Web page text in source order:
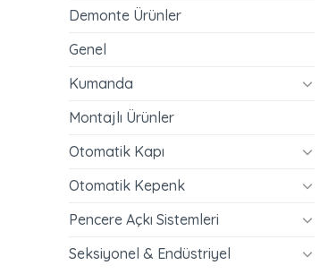
Demonte Ürünler
Genel
Kumanda
Montajlı Ürünler
Otomatik Kapı
Otomatik Kepenk
Pencere Açkı Sistemleri
Seksiyonel & Endüstriyel